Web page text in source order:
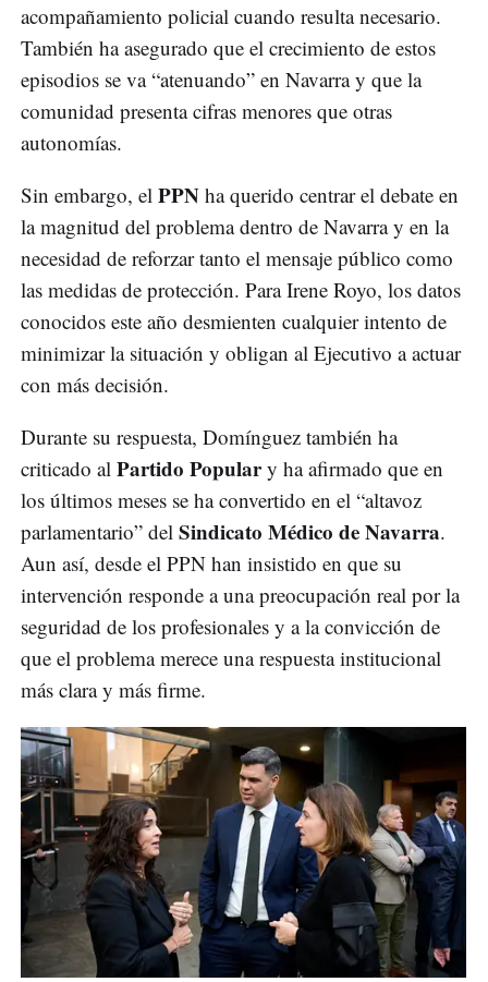
acompañamiento policial cuando resulta necesario.
También ha asegurado que el crecimiento de estos
episodios se va “atenuando” en Navarra y que la
comunidad presenta cifras menores que otras
autonomías.
Sin embargo, el PPN ha querido centrar el debate en
la magnitud del problema dentro de Navarra y en la
necesidad de reforzar tanto el mensaje público como
las medidas de protección. Para Irene Royo, los datos
conocidos este año desmienten cualquier intento de
minimizar la situación y obligan al Ejecutivo a actuar
con más decisión.
Durante su respuesta, Domínguez también ha
criticado al Partido Populary ha afirmado que en
los últimos meses se ha convertido en el “altavoz
parlamentario” del Sindicato Médico de Navarra.
Aun así, desde el PPN han insistido en que su
intervención responde a una preocupación real por la
seguridad de los profesionales y a la convicción de
que el problema merece una respuesta institucional
más clara y más firme.